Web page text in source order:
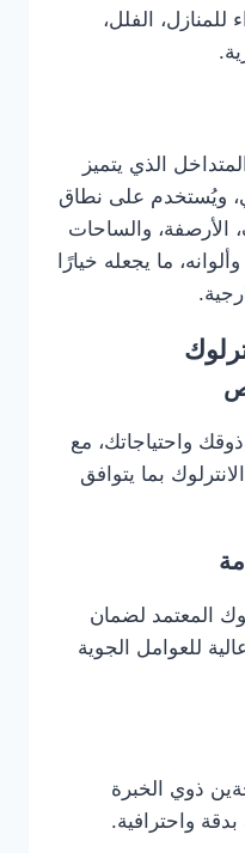
الفلل،
الذي يتميز
ويُستخدم على نطاق
الأرصفة، والساحات
ما يجعله خيارًا
واحتياجاتك، مع
بما يتوافق
المعتمد لضمان
للعوامل الجوية
ذوي الخبرة
واحترافية.